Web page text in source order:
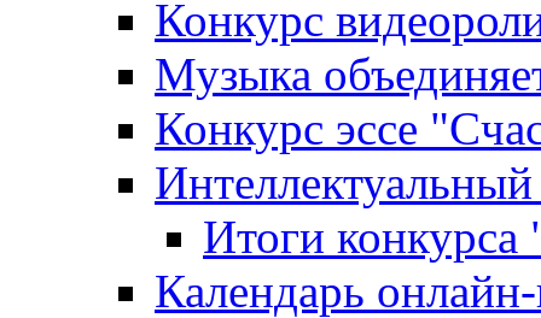
Конкурс
Музыка
Конкурс эссе
Итоги
Календарь